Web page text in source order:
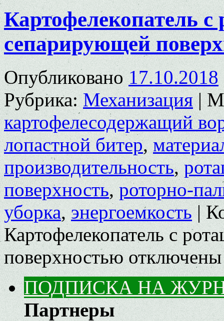
Картофелекопатель с
сепарирующей
Опубликовано 17.10.2018
Рубрика: Механизация |
картофелесодержащий
лопастной битер,
производительность,
поверхность,роторно-
уборка,энергоемкость |
Картофелекопатель с
поверхностьюотключены
ПОДПИСКА НА
Партнеры